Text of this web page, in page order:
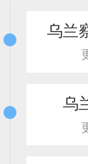
恭喜
恭喜
恭喜
恭喜
乌兰
乌